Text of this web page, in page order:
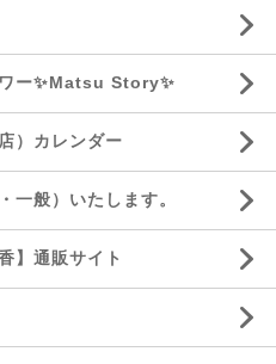
ワー✨Matsu Story✨
）カレンダー
一般）いたします。
】通販サイト